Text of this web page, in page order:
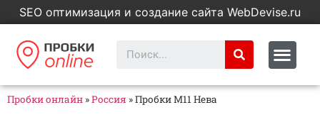
SEO оптимизация и создание сайта WebDevise.ru
Пробки онлайн »Россия »Пробки M11 Нева